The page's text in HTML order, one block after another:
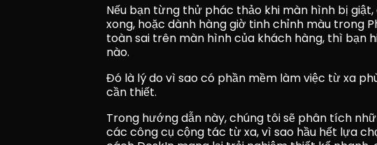
Nếu bạn từng thử phác thảo khi màn hình bị
xong, hoặc dành hàng giờ tinh chỉnh màu trong
toàn sai trên màn hình của khách hàng, thì bạn
nào.
Đó là lý do vì sao có phần mềm làm việc từ xa
cần thiết.
Trong hướng dẫn này, chúng tôi sẽ phân tích
các công cụ cộng tác từ xa, vì sao hầu hết lựa